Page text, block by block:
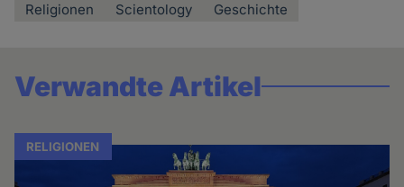
Religionen Scientology Geschichte
Verwandte Artikel
RELIGIONEN